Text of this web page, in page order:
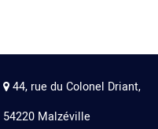
44, rue du Colonel Driant,
54220 Malzéville